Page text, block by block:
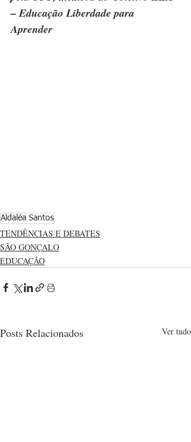
– Educação Liberdade para
Aprender
Aldaléa Santos
TENDÊNCIAS E DEBATES
SÃO GONÇALO
EDUCAÇÃO
Posts Relacionados Ver tudo